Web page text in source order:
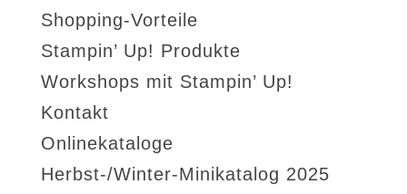
Shopping-Vorteile
Stampin’ Up! Produkte
Workshops mit Stampin’ Up!
Kontakt
Onlinekataloge
Herbst-/Winter-Minikatalog 2025